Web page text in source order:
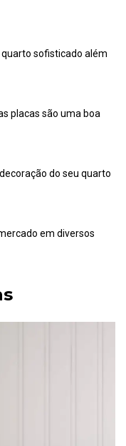
sofisticado além
placas são uma boa
do seu quarto
em diversos